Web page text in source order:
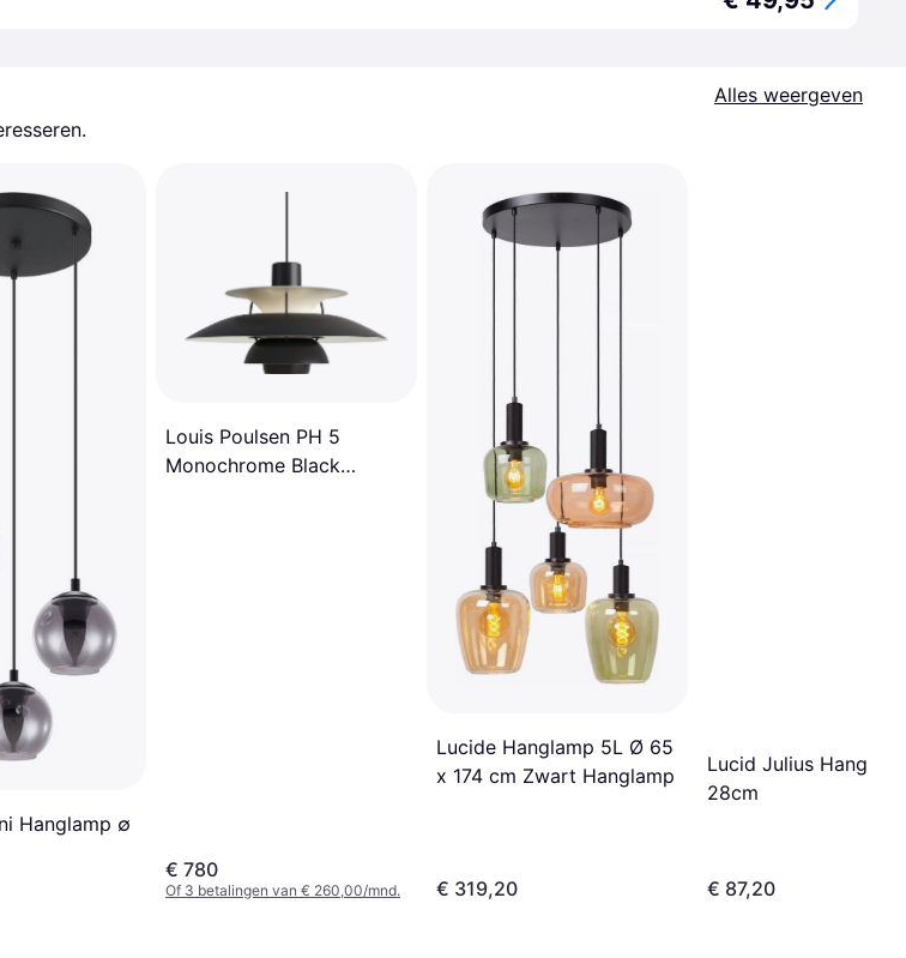
Alles weergeven
Hanglamp ∅
Louis Poulsen PH 5
Monochrome Black
€ 780
Of 3 betalingen van € 260,00/mnd.
Lucide Hanglamp 5L Ø 65
x 174 cm Zwart Hanglamp
€ 319,20
Lucid Julius
28cm
€ 87,20